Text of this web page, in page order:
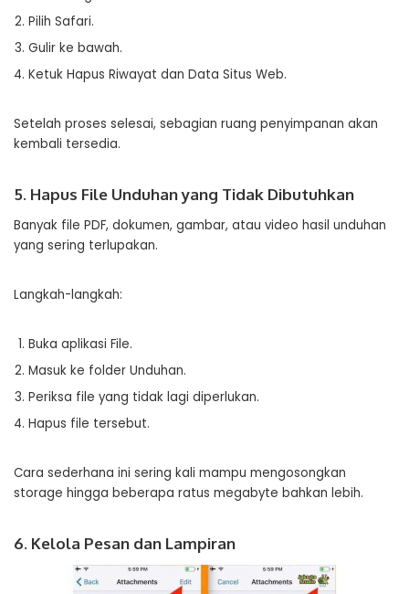
Pilih Safari.
Gulir ke bawah.
Ketuk Hapus Riwayat dan Data Situs Web.
Setelah proses selesai, sebagian ruang penyimpanan akan
kembali tersedia.
5. Hapus File Unduhan yang Tidak Dibutuhkan
Banyak file PDF, dokumen, gambar, atau video hasil unduhan
yang sering terlupakan.
Langkah-langkah:
Buka aplikasi File.
Masuk ke folder Unduhan.
Periksa file yang tidak lagi diperlukan.
Hapus file tersebut.
Cara sederhana ini sering kali mampu mengosongkan
storage hingga beberapa ratus megabyte bahkan lebih.
6. Kelola Pesan dan Lampiran